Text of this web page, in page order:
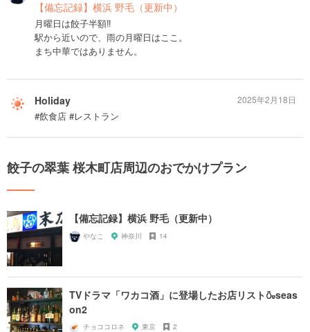
【備忘記録】横浜 野毛（更新中）
月曜日は餃子半額‼︎
駅から近いので、雨の月曜日はここ。
まち中華ではありません。
Holiday
#飲食店 #レストラン
2025年2月18日
餃子の翠葉 桜木町店周辺のおでかけプラン
【備忘記録】横浜 野毛（更新中）
やなこ 神奈川 14
TVドラマ「ワカコ酒」に登場したお店リスト🍶seas
on2
チョココロネ 東京 2